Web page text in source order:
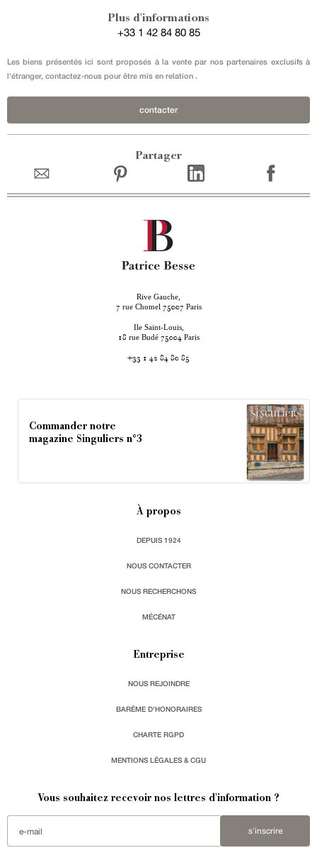
Plus d'informations
+33 1 42 84 80 85
Les biens présentés ici sont proposés à la vente par nos partenaires exclusifs à
l'étranger, contactez-nous pour être mis en relation .
contacter
Partager
Rive Gauche,
7 rue Chomel 75007 Paris
Ile Saint-Louis,
18 rue Budé 75004 Paris
+33 1 42 84 80 85
Commander notre
magazine Singuliers n°3
À propos
DEPUIS 1924
NOUS CONTACTER
NOUS RECHERCHONS
MÉCÉNAT
Entreprise
NOUS REJOINDRE
BARÈME D'HONORAIRES
CHARTE RGPD
MENTIONS LÉGALES & CGU
Vous souhaitez recevoir nos lettres d'information ?
s'inscrire